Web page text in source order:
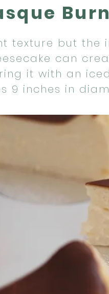
texture but the
can
it with an
9 inches in